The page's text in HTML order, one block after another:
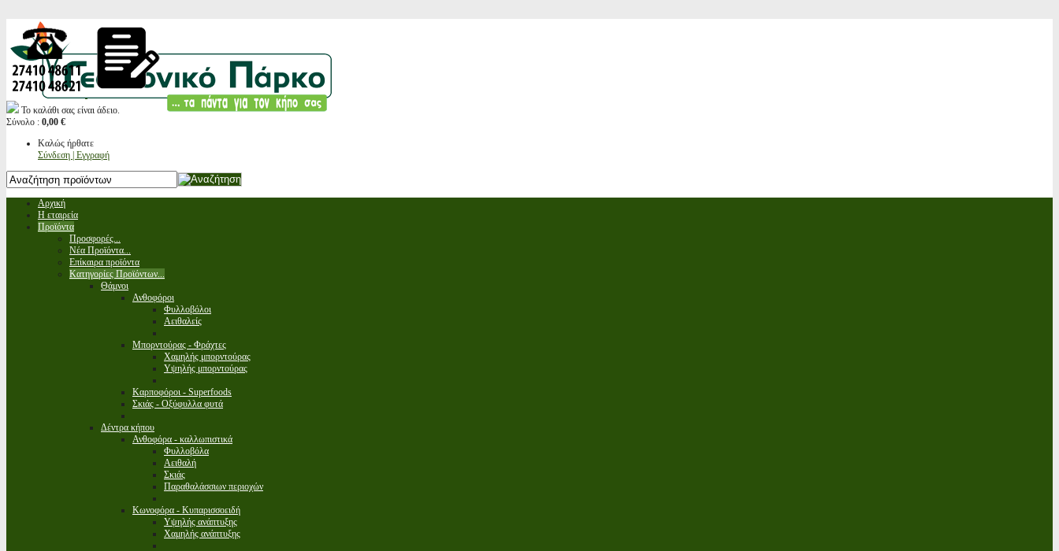
Το καλάθι σας είναι άδειο.
Σύνολο : 0,00 €
Καλώς ήρθατε
Σύνδεση | Εγγραφή
Αρχική
Η εταιρεία
Προϊόντα
Προσφορές...
Νέα Προϊόντα...
Επίκαιρα προϊόντα
Κατηγορίες Προϊόντων...
Θάμνοι
Ανθοφόροι
Φυλλοβόλοι
Αειθαλείς
Μπορντούρας - Φράχτες
Χαμηλής μπορντούρας
Υψηλής μπορντούρας
Καρποφόροι - Superfoods
Σκιάς - Οξύφυλλα φυτά
Δέντρα κήπου
Ανθοφόρα - καλλωπιστικά
Φυλλοβόλα
Αειθαλή
Σκιάς
Παραθαλάσσιων περιοχών
Κωνοφόρα - Κυπαρισσοειδή
Υψηλής ανάπτυξης
Χαμηλής ανάπτυξης